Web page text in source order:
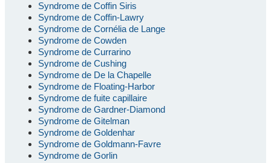
Syndrome de Coffin Siris
Syndrome de Coffin-Lawry
Syndrome de Cornélia de Lange
Syndrome de Cowden
Syndrome de Currarino
Syndrome de Cushing
Syndrome de De la Chapelle
Syndrome de Floating-Harbor
Syndrome de fuite capillaire
Syndrome de Gardner-Diamond
Syndrome de Gitelman
Syndrome de Goldenhar
Syndrome de Goldmann-Favre
Syndrome de Gorlin